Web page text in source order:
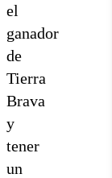
el
ganador
de
Tierra
Brava
y
tener
un